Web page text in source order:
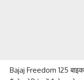
Bajaj Freedom 125